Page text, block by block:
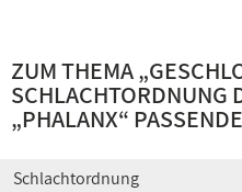
ZUM THEMA „
SCHLACHTORDNUNG
„PHALANX“
Schlachtordnung